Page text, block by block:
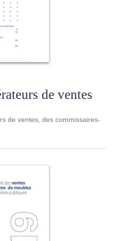
de ventes
de ventes, des commissaires-